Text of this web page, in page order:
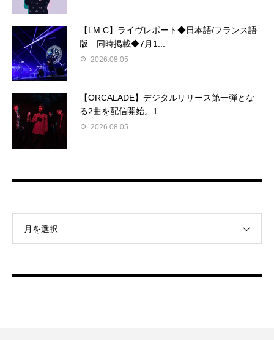
【LM.C】ライヴレポート◆日本語/フランス語
版 同時掲載◆7月1...
2026.08.05
【ORCALADE】デジタルリリース第一弾とな
る2曲を配信開始。1...
2026.08.05
月を選択